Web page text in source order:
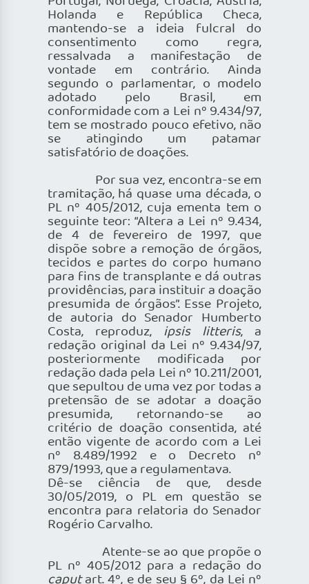
Holanda e República Checa,
mantendo-se a ideia fulcral do
consentimento como regra,
ressalvada a manifestação de
vontade em contrário. Ainda
segundo o parlamentar, o modelo
adotado pelo Brasil, em
conformidade com a Lei nº 9.434/97,
tem se mostrado pouco efetivo, não
se atingindo um patamar
satisfatório de doações.
Por sua vez, encontra-se em
tramitação, há quase uma década, o
PL nº 405/2012, cuja ementa tem o
seguinte teor: “Altera a Lei nº 9.434,
de 4 de fevereiro de 1997, que
dispõe sobre a remoção de órgãos,
tecidos e partes do corpo humano
para fins de transplante e dá outras
providências, para instituir a doação
presumida de órgãos”. Esse Projeto,
de autoria do Senador Humberto
Costa, reproduz, ipsis litteris, a
redação original da Lei nº 9.434/97,
posteriormente modificada por
redação dada pela Lei nº 10.211/2001,
que sepultou de uma vez por todas a
pretensão de se adotar a doação
presumida, retornando-se ao
critério de doação consentida, até
então vigente de acordo com a Lei
nº 8.489/1992 e o Decreto nº
879/1993, que a regulamentava.
Dê-se ciência de que, desde
30/05/2019, o PL em questão se
encontra para relatoria do Senador
Rogério Carvalho.
Atente-se ao que propõe o
PL nº 405/2012 para a redação do